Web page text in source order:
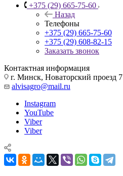
+375 (29) 665-75-60
Назад
Телефоны
+375 (29) 665-75-60
+375 (29) 608-82-15
Заказать звонок
Контактная информация
г. Минск, Новаторский проезд 7
alvisagro@mail.ru
Instagram
YouTube
Viber
Viber